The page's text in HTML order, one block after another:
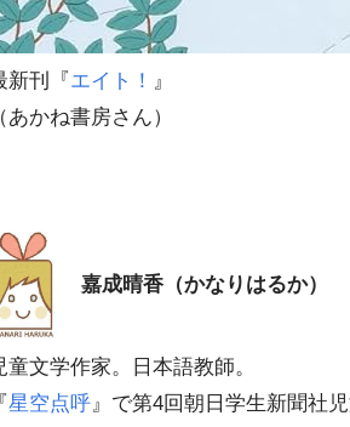
新刊『エイト！ 』
（あかね書房さん）
嘉成晴香（かなりはるか）
童文学作家。日本語教師。
『星空点呼』で第4回朝日学生新聞社